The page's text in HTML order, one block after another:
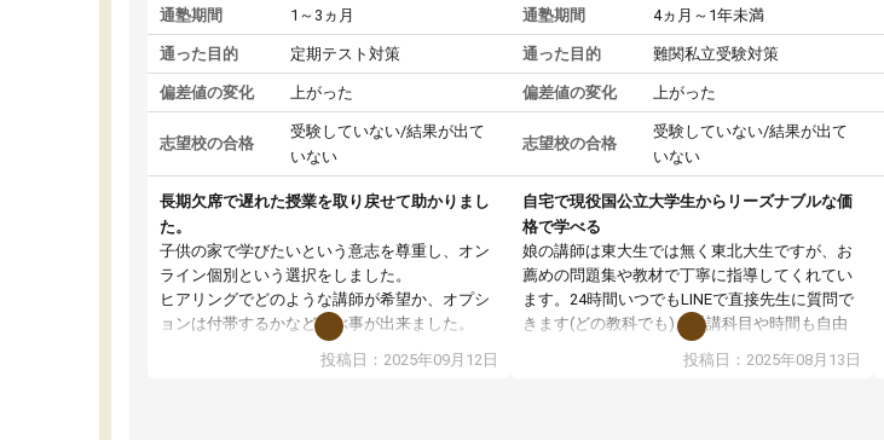
通塾期間 1～3ヵ月
通った目的 定期テスト対策
偏差値の変化 上がった
志望校の合格
受験していない/結果が出て
いない
長期欠席で遅れた授業を取り戻せて助かりまし
た。
子供の家で学びたいという意志を尊重し、オン
ライン個別という選択をしました。
ヒアリングでどのような講師が希望か、オプシ
ョンは付帯するかなど選ぶ事が出来ました。
講師とのマッチング後講師との初回ミーティン
グを行い、その講師で良いか他の講師を希望す
投稿日：2025年09月12日
通塾期間 4ヵ月～1年未満
通った目的 難関私立受験対策
偏差値の変化 上がった
志望校の合格
受験していない/結果が出て
いない
自宅で現役国公立大学生からリーズナブルな価
格で学べる
娘の講師は東大生では無く東北大生ですが、お
薦めの問題集や教材で丁寧に指導してくれてい
ます。24時間いつでもLINEで直接先生に質問で
きます(どの教科でも)。受講科目や時間も自由
に決めれるので、個人に合った勉強ができると
思います。カリキュラム相談みたいなのがあり
投稿日：2025年08月13日